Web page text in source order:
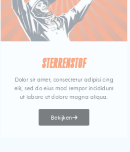
STERRENSTOF
Dolor sit amet, consectetur adipisi cing
elit, sed do eius mod tempor incididunt
ut labore et dolore magna aliqua.
Bekijken